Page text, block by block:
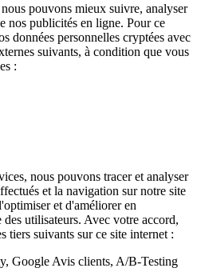
pouvons mieux suivre, analyser
nos publicités en ligne. Pour ce
données personnelles cryptées avec
suivants, à condition que vous
:
nous pouvons tracer et analyser
et la navigation sur notre site
et d'améliorer en
des utilisateurs. Avec votre accord,
tiers suivants sur ce site internet :
Google Avis clients, A/B-Testing